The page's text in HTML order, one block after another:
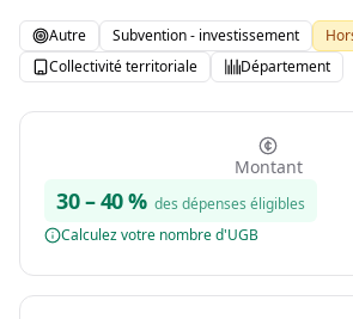
Autre Subvention - investissement
Collectivité territoriale
Département
Montant
30–40% des dépenses éligibles
Calculez votre nombre d'UGB